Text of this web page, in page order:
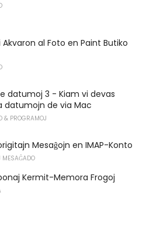
Akvaron al Foto en Paint Butiko
datumoj 3 - Kiam vi devas
datumojn de via Mac
& PROGRAMOJ
Mesaĝojn en IMAP-Konto
MESAĜADO
Kermit-Memora Frogoj